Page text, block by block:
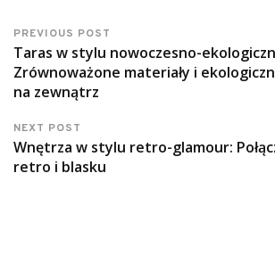
PREVIOUS POST
Taras w stylu nowoczesno-
Zrównoważone materiały i
na zewnątrz
NEXT POST
Wnętrza w stylu retro-glamour:
retro i blasku